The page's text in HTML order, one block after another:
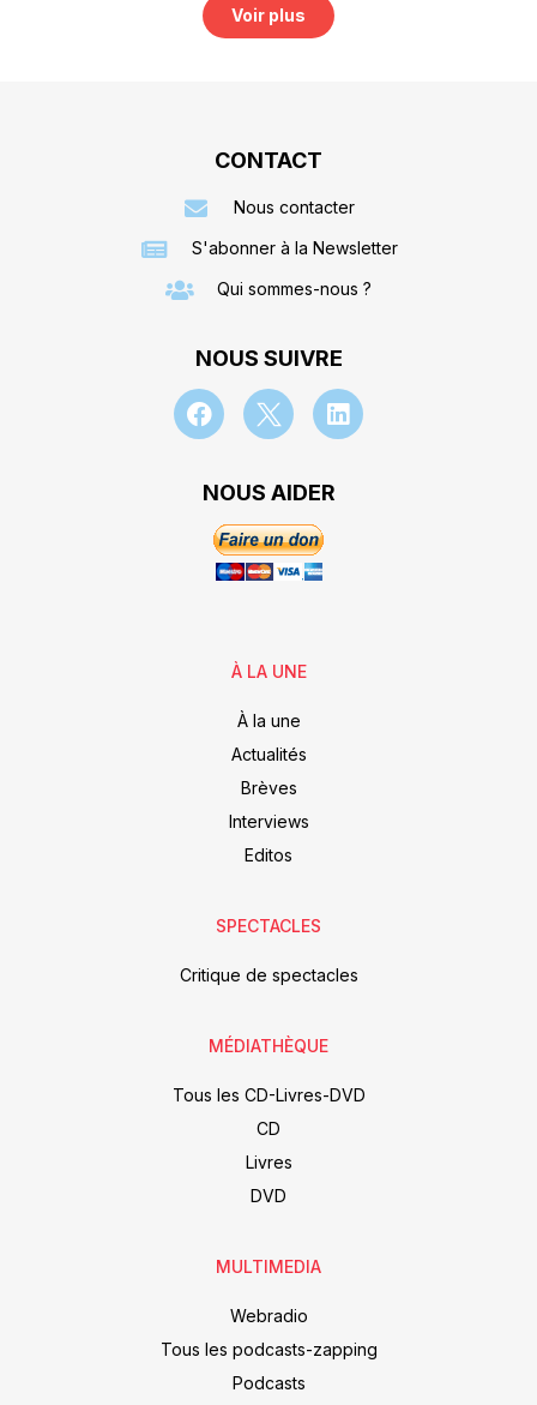
Voir plus
CONTACT
Nous contacter
S'abonner à la Newsletter
Qui sommes-nous ?
NOUS SUIVRE
NOUS AIDER
À LA UNE
À la une
Actualités
Brèves
Interviews
Editos
SPECTACLES
Critique de spectacles
MÉDIATHÈQUE
Tous les CD-Livres-DVD
CD
Livres
DVD
MULTIMEDIA
Webradio
Tous les podcasts-zapping
Podcasts